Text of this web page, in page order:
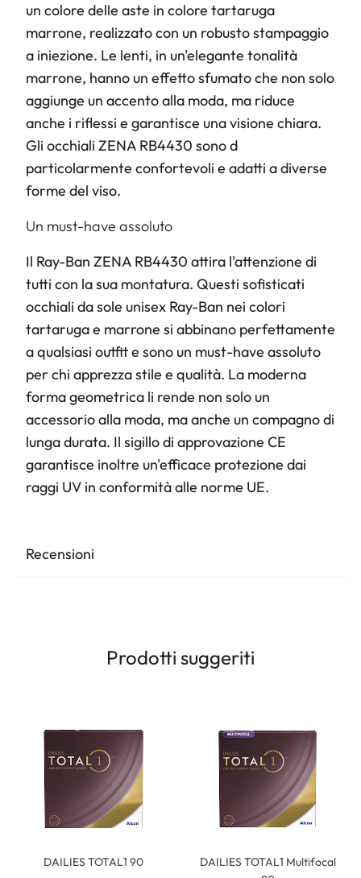
un colore delle aste in colore tartaruga
marrone, realizzato con un robusto stampaggio
a iniezione. Le lenti, in un'elegante tonalità
marrone, hanno un effetto sfumato che non solo
aggiunge un accento alla moda, ma riduce
anche i riflessi e garantisce una visione chiara.
Gli occhiali ZENA RB4430 sono d
particolarmente confortevoli e adatti a diverse
forme del viso.
Un must-have assoluto
Il Ray-Ban ZENA RB4430 attira l'attenzione di
tutti con la sua montatura. Questi sofisticati
occhiali da sole unisex Ray-Ban nei colori
tartaruga e marrone si abbinano perfettamente
a qualsiasi outfit e sono un must-have assoluto
per chi apprezza stile e qualità. La moderna
forma geometrica li rende non solo un
accessorio alla moda, ma anche un compagno di
lunga durata. Il sigillo di approvazione CE
garantisce inoltre un'efficace protezione dai
raggi UV in conformità alle norme UE.
Recensioni
Prodotti suggeriti
DAILIES TOTAL1 90
DAILIES TOTAL1 Multifocal